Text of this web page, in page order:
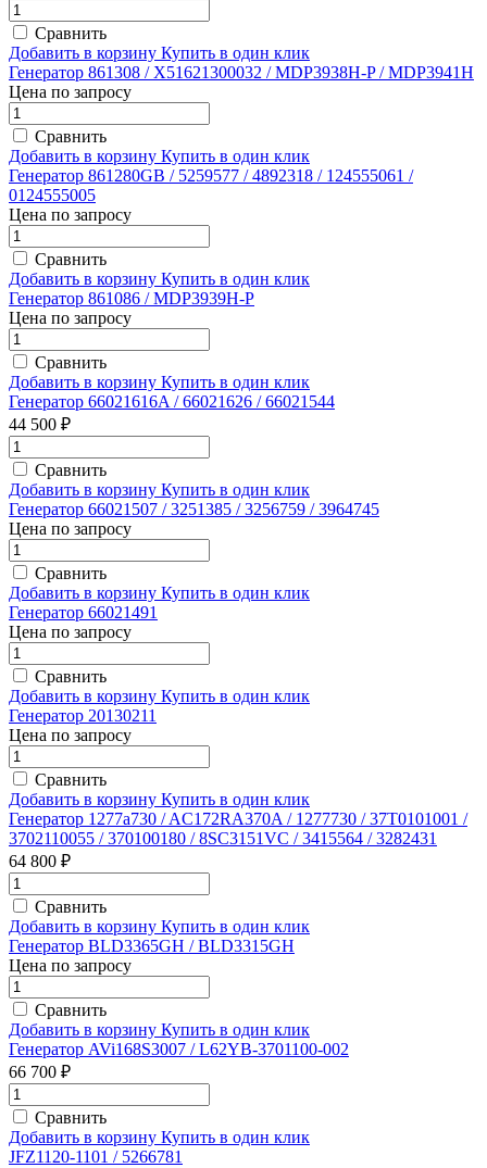
Сравнить
Добавить в корзину Купить в один клик
Генератор 861308 / X51621300032 / MDP3938H-P / MDP3941H
Цена по запросу
Сравнить
Добавить в корзину Купить в один клик
Генератор 861280GB / 5259577 / 4892318 / 124555061 /
0124555005
Цена по запросу
Сравнить
Добавить в корзину Купить в один клик
Генератор 861086 / MDP3939H-P
Цена по запросу
Сравнить
Добавить в корзину Купить в один клик
Генератор 66021616A / 66021626 / 66021544
44 500 ₽
Сравнить
Добавить в корзину Купить в один клик
Генератор 66021507 / 3251385 / 3256759 / 3964745
Цена по запросу
Сравнить
Добавить в корзину Купить в один клик
Генератор 66021491
Цена по запросу
Сравнить
Добавить в корзину Купить в один клик
Генератор 20130211
Цена по запросу
Сравнить
Добавить в корзину Купить в один клик
Генератор 1277a730 / AC172RA370A / 1277730 / 37T0101001 /
3702110055 / 370100180 / 8SC3151VC / 3415564 / 3282431
64 800 ₽
Сравнить
Добавить в корзину Купить в один клик
Генератор BLD3365GH / BLD3315GH
Цена по запросу
Сравнить
Добавить в корзину Купить в один клик
Генератор AVi168S3007 / L62YB-3701100-002
66 700 ₽
Сравнить
Добавить в корзину Купить в один клик
JFZ1120-1101 / 5266781